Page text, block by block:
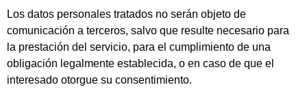
Los datos personales tratados no serán objeto de
comunicación a terceros, salvo que resulte necesario para
la prestación del servicio, para el cumplimiento de una
obligación legalmente establecida, o en caso de que el
interesado otorgue su consentimiento.